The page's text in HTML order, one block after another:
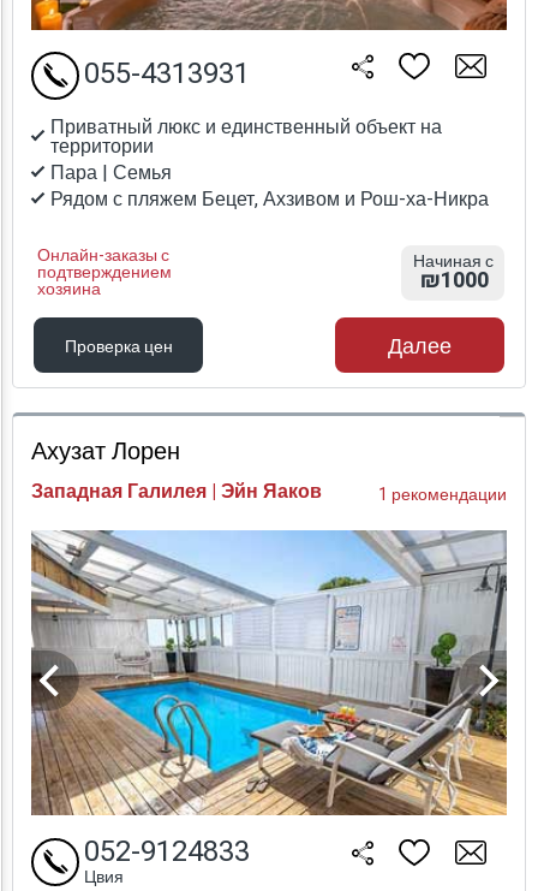
Приватный люкс и единственный объект на
территории
Пара | Семья
Рядом с пляжем Бецет, Ахзивом и Рош-ха-Никра
Онлайн-заказы с
подтверждением
хозяина
055-4313931
Начиная с
₪1000
Проверка цен
Проверка цен
Далее
Ахузат Лорен
Западная Галилея | Эйн Яаков 1 рекомендации
052-9124833
Цвия